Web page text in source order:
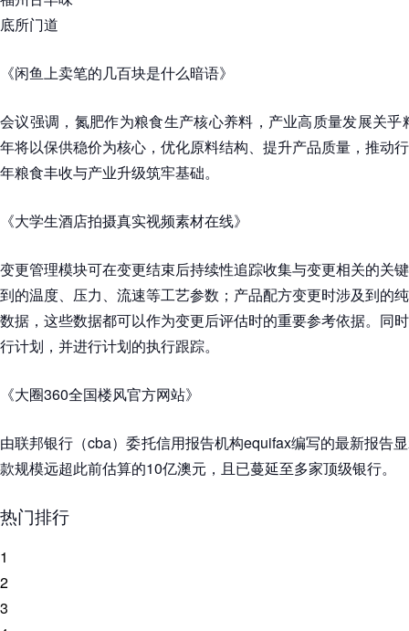
底所门道
《闲鱼上卖笔的几百块是什么暗语》
会议强调，氮肥作为粮食生产核心养料，产业高质量发展关
年将以保供稳价为核心，优化原料结构、提升产品质量，推动
年粮食丰收与产业升级筑牢基础。
《大学生酒店拍摄真实视频素材在线》
变更管理模块可在变更结束后持续性追踪收集与变更相关的关
到的温度、压力、流速等工艺参数；产品配方变更时涉及到的
数据，这些数据都可以作为变更后评估时的重要参考依据。同
行计划，并进行计划的执行跟踪。
《大圈360全国楼风官方网站》
由联邦银行（cba）委托信用报告机构equifax编写的最新报告
款规模远超此前估算的10亿澳元，且已蔓延至多家顶级银行。
热门排行
1
2
3